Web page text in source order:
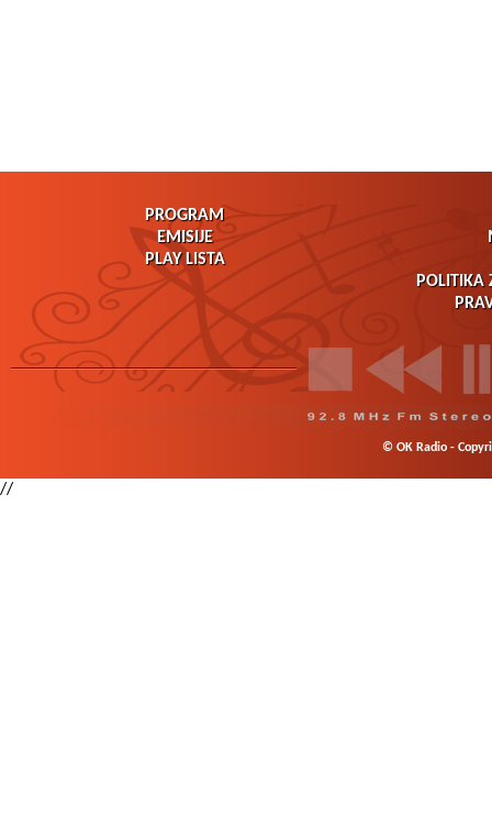
PROGRAM
EMISIJE
PLAY LISTA
POLITIKA
© OK Radio -
//